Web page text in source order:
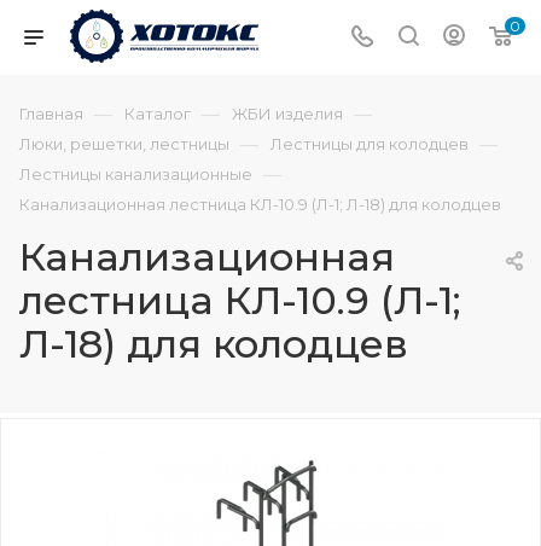
0
Главная — Каталог — ЖБИ изделия —
Люки, решетки, лестницы — Лестницы для колодцев —
Лестницы канализационные —
Канализационная лестница КЛ-10.9 (Л-1; Л-18) для колодцев
Канализационная
лестница КЛ-10.9 (Л-1;
Л-18) для колодцев